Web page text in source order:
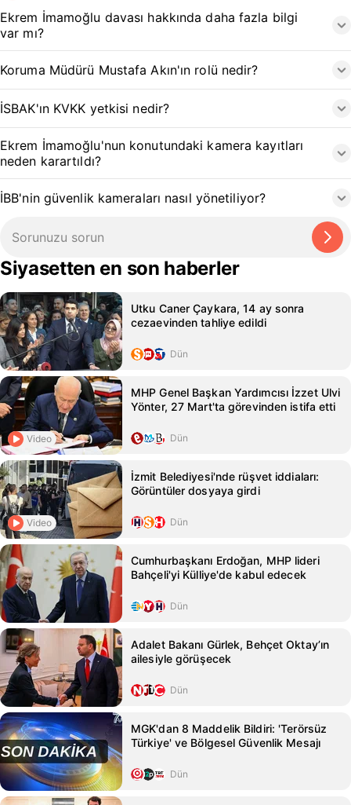
Ekrem İmamoğlu davası hakkında daha fazla bilgi
var mı?
Koruma Müdürü Mustafa Akın'ın rolü nedir?
İSBAK'ın KVKK yetkisi nedir?
Ekrem İmamoğlu'nun konutundaki kamera kayıtları
neden karartıldı?
İBB'nin güvenlik kameraları nasıl yönetiliyor?
Siyasetten en son haberler
Utku Caner Çaykara, 14 ay sonra
cezaevinden tahliye edildi
Dün
Video
MHP Genel Başkan Yardımcısı İzzet Ulvi
Yönter, 27 Mart'ta görevinden istifa etti
Dün
Video
İzmit Belediyesi'nde rüşvet iddiaları:
Görüntüler dosyaya girdi
Dün
Cumhurbaşkanı Erdoğan, MHP lideri
Bahçeli'yi Külliye'de kabul edecek
Dün
Adalet Bakanı Gürlek, Behçet Oktay’ın
ailesiyle görüşecek
Dün
MGK'dan 8 Maddelik Bildiri: 'Terörsüz
Türkiye' ve Bölgesel Güvenlik Mesajı
Dün